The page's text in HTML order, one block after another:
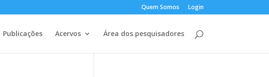
Quem Somos Login
Publicações Acervos Área dos pesquisadores